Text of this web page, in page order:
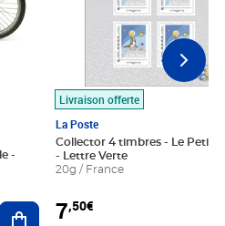
Ajouter au panier
Livraison offerte
La Poste
Collector 4 timbres - Le Petit
- Lettre Verte
20g / France
7,50€